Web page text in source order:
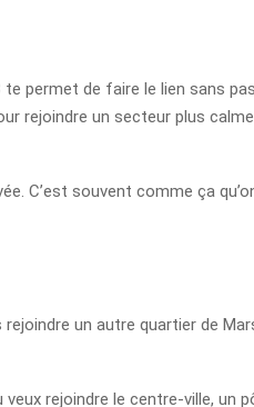
permet de faire le lien sans
rejoindre un secteur plus
C’est souvent comme ça
rejoindre un autre quartier de
rejoindre le centre-ville, un